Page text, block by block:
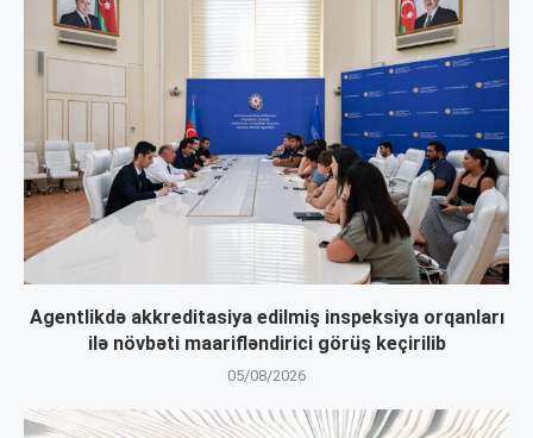
Agentlikdə akkreditasiya edilmiş inspeksiya orqanları
ilə növbəti maarifləndirici görüş keçirilib
05/08/2026